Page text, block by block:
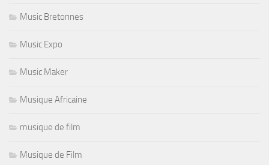
Music Bretonnes
Music Expo
Music Maker
Musique Africaine
musique de film
Musique de Film